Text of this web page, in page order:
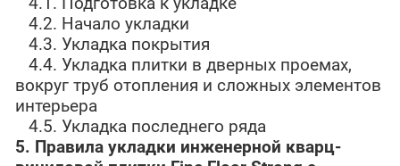
4.2. Начало укладки
4.3. Укладка покрытия
4.4. Укладка плитки в дверных проемах,
вокруг труб отопления и сложных элементов
интерьера
4.5. Укладка последнего ряда
5. Правила укладки инженерной кварц-